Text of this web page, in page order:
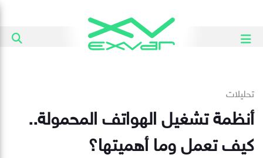
تحليلات
أنظمة تشغيل الهواتف المحمولة..
كيف تعمل وما أهميتها؟